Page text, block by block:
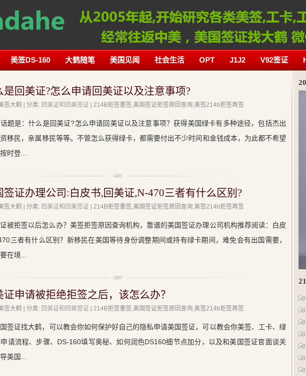
美签DS-160 大鹤随笔 美国见闻 社会生活 OPT J1J2 V92签证
是回美证?怎么申请回美证以及注意事项?
签大鹤 | 分类: 回美证和回美签证 | 214B拒签重签,美国签证拒签原因查询,美签214b拒签再签
题是：什么是回美证?怎么申请回美证以及注意事项？获得美国绿卡有多种途径，包括杰出
移民，亲属移民等等。不管怎么获得绿卡，都需要付出不少时间和金钱成本，为此都不希望
时登...
签证办理公司:白皮书,回美证,N-470三者有什么区别?
签大鹤 | 分类: 回美证和回美签证 | 214B拒签重签,美国签证拒签原因查询,美签214b拒签再签
被拒签以后怎么办？美签拒签原因查询机构，靠谱的美国签证办理公司机构推荐阅读：白皮
三者有什么区别？新移民在美国等待身份调整期间或持有绿卡期间，难免会有出国需要，
在境...
证申请被拒绝拒签之后，该怎么办？
签大鹤 | 分类: 回美证和回美签证 | 214B拒签重签,美国签证拒签原因查询,美签214b拒签再签
签证找大鹤，可以教会你如何保护好自己的隐私申请美国签证，可以教会你美签、工卡、绿
请流程、步骤、DS-160填写奥秘、如何润色DS160细节点加分，以及和美国签证官面谈关
美国...